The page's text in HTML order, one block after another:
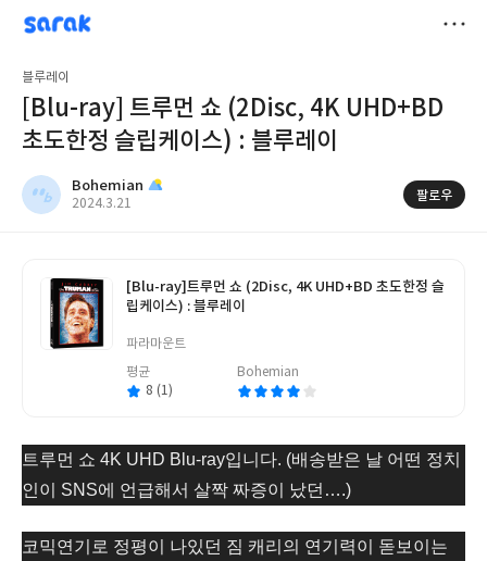
sarak
Bohemian
블루레이
[Blu-ray] 트루먼 쇼 (2Disc, 4K UHD+BD
초도한정 슬립케이스) : 블루레이
Bohemian
작
2024.3.21
팔로우
[Blu-ray]트루먼 쇼 (2Disc, 4K UHD+BD 초도한정 슬
립케이스) : 블루레이
쓴
파라마운트
평균
8 (1)
Bohemian
트루먼 쇼 4K UHD Blu-ray입니다. (배송받은 날 어떤 정치
인이 SNS에 언급해서 살짝 짜증이 났던….)
코믹연기로 정평이 나있던 짐 캐리의 연기력이 돋보이는